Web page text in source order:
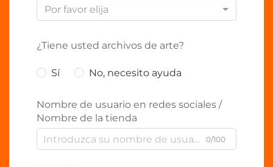
Por favor elija
¿Tiene usted archivos de arte?
Sí No, necesito ayuda
Nombre de usuario en redes sociales /
Nombre de la tienda
0/100